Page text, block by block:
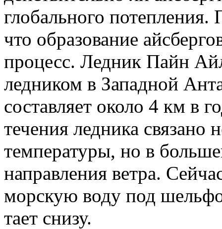
глобального
что образование
процесс. Ледник Пайн
ледником в Западной
составляет около 4 км в
течения ледника
температуры, но в
направления ветра.
морскую воду под
тает снизу.